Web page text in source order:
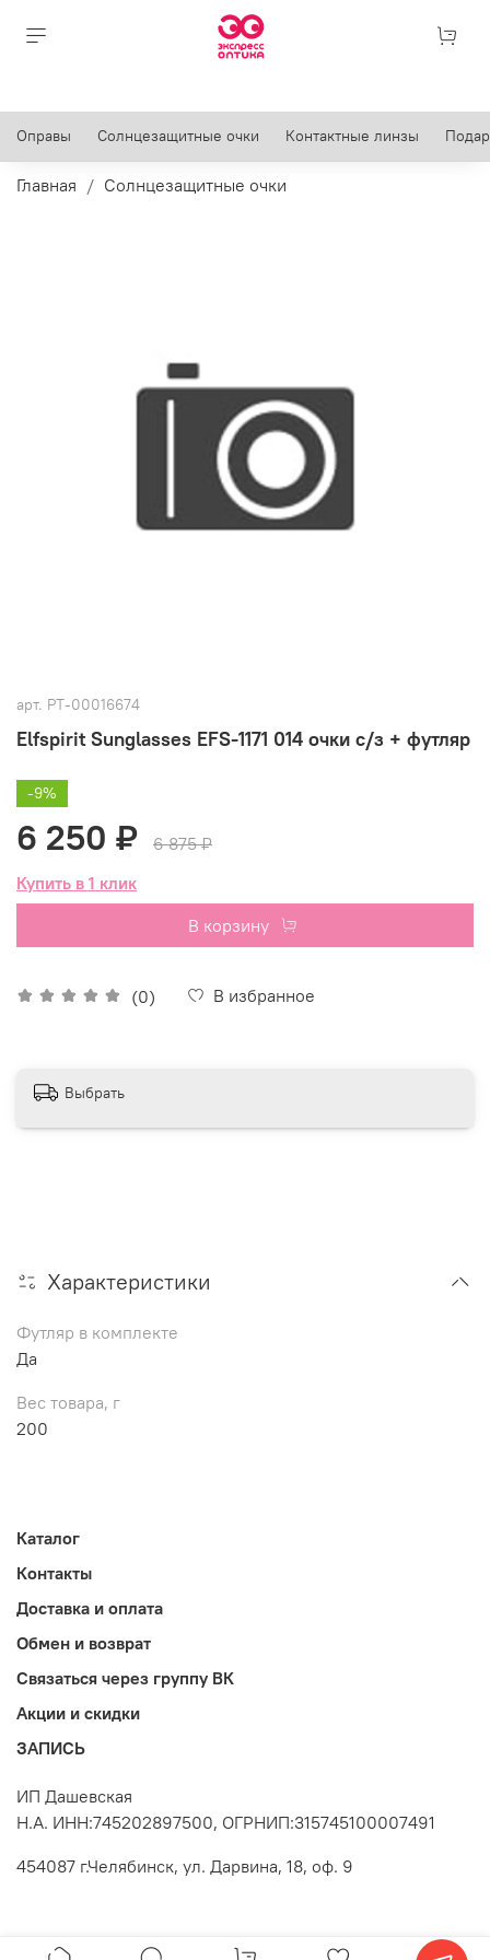
Оправы Солнцезащитные очки Контактные линзы
Главная Солнцезащитные очки
арт. РТ-00016674
Elfspirit Sunglasses EFS-1171 014 очки с/з + футляр
(0) В избранное
-9%
6 250 ₽
6 875 ₽
Купить в 1 клик
В корзину
Выбрать
Характеристики
Футляр в комплекте
Да
Вес товара, г
200
Каталог
Контакты
Доставка и оплата
Обмен и возврат
Связаться через группу ВК
Акции и скидки
ЗАПИСЬ
ИП Дашевская
Н.А. ИНН:745202897500, ОГРНИП:315745100007491
454087 г.Челябинск, ул. Дарвина, 18, оф. 9